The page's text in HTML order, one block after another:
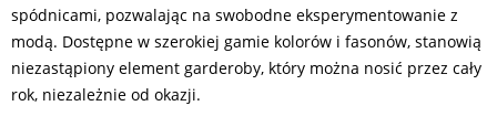
spódnicami, pozwalając na swobodne eksperymentowanie z
modą. Dostępne w szerokiej gamie kolorów i fasonów, stanowią
niezastąpiony element garderoby, który można nosić przez cały
rok, niezależnie od okazji.